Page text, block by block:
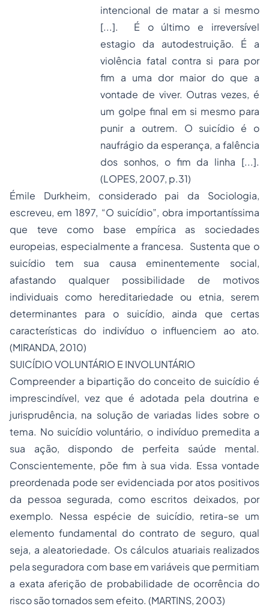
intencional de matar a si mesmo
[...]. É o último e irreversível
estagio da autodestruição. É a
violência fatal contra si para por
fim a uma dor maior do que a
vontade de viver. Outras vezes, é
um golpe final em si mesmo para
punir a outrem. O suicídio é o
naufrágio da esperança, a falência
dos sonhos, o fim da linha [...].
(LOPES, 2007, p.31)
Émile Durkheim, considerado pai da Sociologia,
escreveu, em 1897, “O suicídio”, obra importantíssima
que teve como base empírica as sociedades
europeias, especialmente a francesa. Sustenta que o
suicídio tem sua causa eminentemente social,
afastando qualquer possibilidade de motivos
individuais como hereditariedade ou etnia, serem
determinantes para o suicídio, ainda que certas
características do indivíduo o influenciem ao ato.
(MIRANDA, 2010)
SUICÍDIO VOLUNTÁRIO E INVOLUNTÁRIO
Compreender a bipartição do conceito de suicídio é
imprescindível, vez que é adotada pela doutrina e
jurisprudência, na solução de variadas lides sobre o
tema. No suicídio voluntário, o indivíduo premedita a
sua ação, dispondo de perfeita saúde mental.
Conscientemente, põe fim à sua vida. Essa vontade
preordenada pode ser evidenciada por atos positivos
da pessoa segurada, como escritos deixados, por
exemplo. Nessa espécie de suicídio, retira-se um
elemento fundamental do contrato de seguro, qual
seja, a aleatoriedade. Os cálculos atuariais realizados
pela seguradora com base em variáveis que permitiam
a exata aferição de probabilidade de ocorrência do
risco são tornados sem efeito. (MARTINS, 2003)